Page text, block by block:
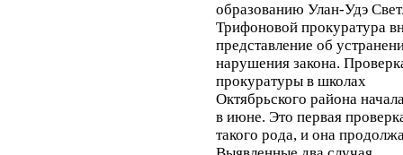
образованию Улан-Удэ
Трифоновой прокуратура
представление об
нарушения закона.
прокуратуры в школах
Октябрьского района
в июне. Это первая
такого рода, и она